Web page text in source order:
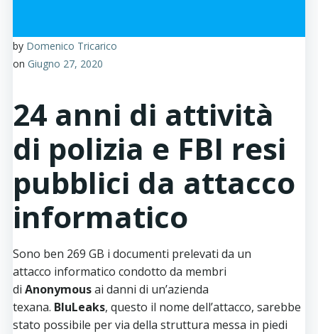
by Domenico Tricarico
on Giugno 27, 2020
24 anni di attività
di polizia e FBI resi
pubblici da attacco
informatico
Sono ben 269 GB i documenti prelevati da un
attacco informatico condotto da membri
di Anonymousai danni di un’azienda
texana. BluLeaks, questo il nome dell’attacco, sarebbe
stato possibile per via della struttura messa in piedi